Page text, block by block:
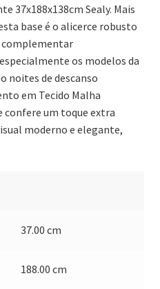
37x188x138cm Sealy. Mais
base é o alicerce robusto
complementar
os modelos da
noites de descanso
em Tecido Malha
um toque extra
moderno e elegante,
37.00 cm
188.00 cm